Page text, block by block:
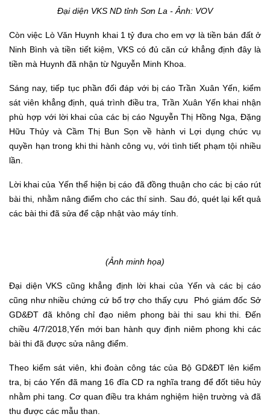
Đại diện VKS ND tỉnh Sơn La - Ảnh: VOV
Còn việc Lò Văn Huynh khai 1 tỷ đưa cho em vợ là tiền bán đất ở
Ninh Bình và tiền tiết kiệm, VKS có đủ căn cứ khẳng định đây là
tiền mà Huynh đã nhận từ Nguyễn Minh Khoa.
Sáng nay, tiếp tục phần đối đáp với bị cáo Trần Xuân Yến, kiểm
sát viên khẳng định, quá trình điều tra, Trần Xuân Yến khai nhận
phù hợp với lời khai của các bị cáo Nguyễn Thị Hồng Nga, Đặng
Hữu Thủy và Cầm Thị Bun Sọn về hành vi Lợi dụng chức vụ
quyền hạn trong khi thi hành công vụ, với tình tiết phạm tội nhiều
lần.
Lời khai của Yến thể hiện bị cáo đã đồng thuận cho các bị cáo rút
bài thi, nhằm nâng điểm cho các thí sinh. Sau đó, quét lại kết quả
các bài thi đã sửa để cập nhật vào máy tính.
(Ảnh minh họa)
Đại diện VKS cũng khẳng định lời khai của Yến và các bị cáo
cũng như nhiều chứng cứ bổ trợ cho thấy cựu Phó giám đốc Sở
GD&ĐT đã không chỉ đạo niêm phong bài thi sau khi thi. Đến
chiều 4/7/2018,Yến mới ban hành quy định niêm phong khi các
bài thi đã được sửa nâng điểm.
Theo kiểm sát viên, khi đoàn công tác của Bộ GD&ĐT lên kiểm
tra, bị cáo Yến đã mang 16 đĩa CD ra nghĩa trang để đốt tiêu hủy
nhằm phi tang. Cơ quan điều tra khám nghiệm hiện trường và đã
thu được các mẫu than.